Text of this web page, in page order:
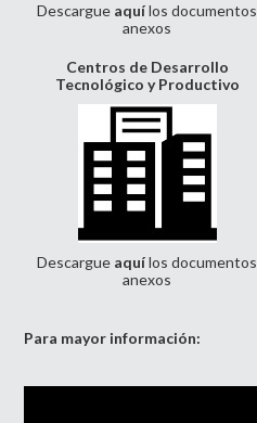
Descargue aquílos documentos
anexos
Centros de Desarrollo
Tecnológico y Productivo
Descargue aquílos documentos
anexos
Para mayor información: